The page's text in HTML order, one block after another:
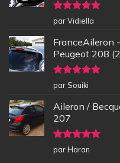
Note5sur
5
par Vidiella
FranceAileron
Peugeot 208
Note5sur
5
par Souiki
Aileron /
207
Note5sur
5
par Haran